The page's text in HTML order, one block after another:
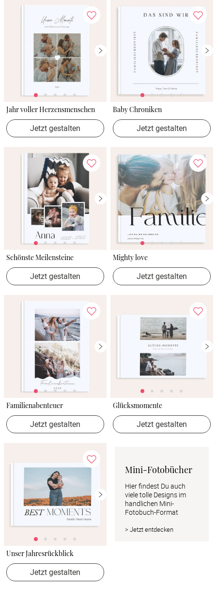
Jahr voller Herzensmenschen
Jetzt gestalten
Baby Chroniken
Jetzt gestalten
Schönste Meilensteine
Jetzt gestalten
Mighty love
Jetzt gestalten
Familienabenteuer
Jetzt gestalten
Glücksmomente
Jetzt gestalten
Unser Jahresrückblick
Jetzt gestalten
Mini-Fotobücher
Hier findest Du auch
viele tolle Designs im
handlichen Mini-
Fotobuch-Format
> Jetzt entdecken